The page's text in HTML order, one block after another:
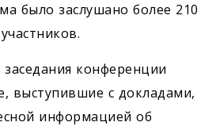
было заслушано более 210
конференции
выступившие с докладами,
информацией об